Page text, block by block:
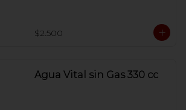
$2.500
Agua Vital sin Gas 330 cc